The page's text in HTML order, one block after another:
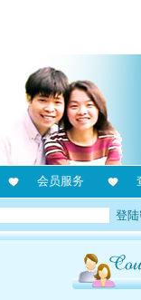
会员服务
登